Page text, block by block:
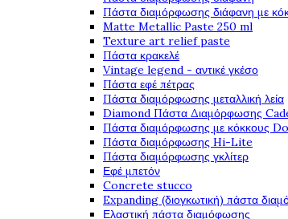
Πάστα διαμόρφωσης διάφανη με
Matte Metallic Paste 250 ml
Texture art relief paste
Πάστα κρακελέ
Vintage legend - αντικέ γκέσο
Πάστα εφέ πέτρας
Πάστα διαμόρφωσης μεταλλική λεία
Diamond Πάστα Διαμόρφωσης
Πάστα διαμόρφωσης με κόκκους
Πάστα διαμόρφωσης Hi-Lite
Πάστα διαμόρφωσης γκλίτερ
Εφέ μπετόν
Concrete stucco
Expanding (διογκωτική) πάστα
Ελαστική πάστα διαμόφωσης